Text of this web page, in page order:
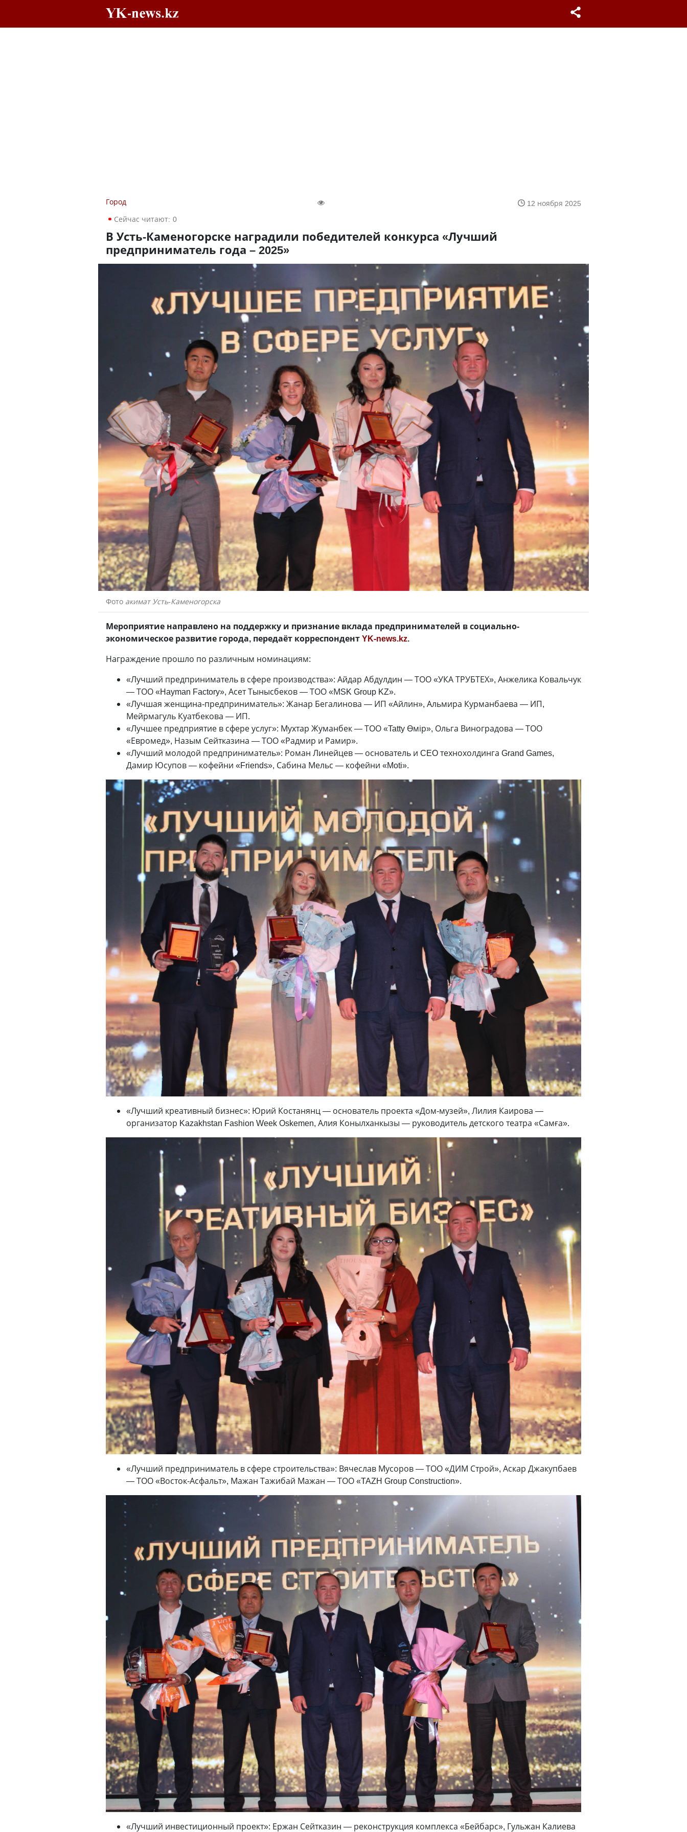
Город
12 ноября 2025
Сейчас читают: 0
В Усть-Каменогорске наградили победителей конкурса «Лучший
предприниматель года – 2025»
Фото акимат Усть-Каменогорска
Мероприятие направлено на поддержку и признание вклада предпринимателей в социально-
экономическое развитие города, передаёт корреспондентYK-news.kz.
Награждение прошло по различным номинациям:
«Лучший предприниматель в сфере производства»: Айдар Абдулдин — ТОО «УКА ТРУБТЕХ», Анжелика Ковальчук
— ТОО «Hayman Factory», Асет Тынысбеков — ТОО «МSK Group KZ».
«Лучшая женщина-предприниматель»: Жанар Бегалинова — ИП «Айлин», Альмира Курманбаева — ИП,
Мейрмагуль Куатбекова — ИП.
«Лучшее предприятие в сфере услуг»: Мухтар Жуманбек — ТОО «Tatty Өмір», Ольга Виноградова — ТОО
«Евромед», Назым Сейтказина — ТОО «Радмир и Рамир».
«Лучший молодой предприниматель»: Роман Линейцев — основатель и CEO технохолдинга Grand Games,
Дамир Юсупов — кофейни «Friends», Сабина Мельс — кофейни «Moti».
«Лучший креативный бизнес»: Юрий Костанянц — основатель проекта «Дом-музей», Лилия Каирова —
организатор Kazakhstan Fashion Week Oskemen, Алия Конылханкызы — руководитель детского театра «Самға».
«Лучший предприниматель в сфере строительства»: Вячеслав Мусоров — ТОО «ДИМ Строй», Аскар Джакупбаев
— ТОО «Восток-Асфальт», Мажан Тажибай Мажан — ТОО «TAZH Group Construction».
«Лучший инвестиционный проект»: Ержан Сейтказин — реконструкция комплекса «Бейбарс», Гульжан Калиева